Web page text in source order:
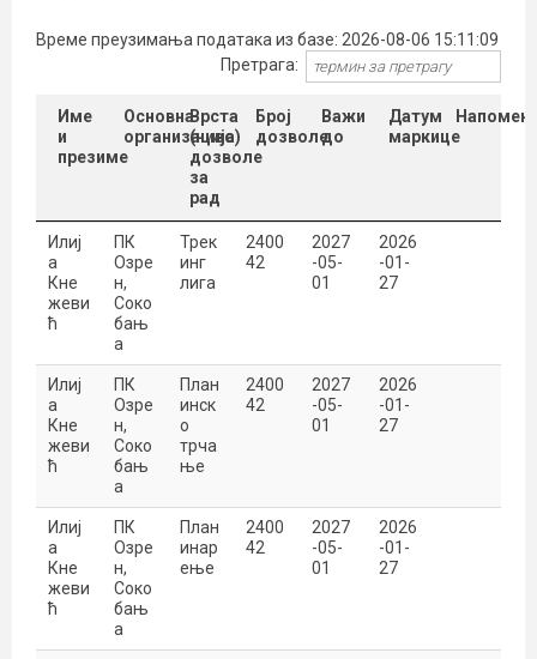
Време преузимања података из базе: 2026-08-06 15:11:09
Претрага:
Име
и
презиме
Основна
организација
Врста
(ниво)
дозволе
за
рад
Број
дозволе
Важи
до
Датум
маркице
Илиј
а
Кне
жеви
ћ
ПК
Озре
н,
Соко
бањ
а
Трек
инг
лига
2400
42
2027
-05-
01
2026
-01-
27
Илиј
а
Кне
жеви
ћ
ПК
Озре
н,
Соко
бањ
а
План
инск
о
трча
ње
2400
42
2027
-05-
01
2026
-01-
27
Илиј
а
Кне
жеви
ћ
ПК
Озре
н,
Соко
бањ
а
План
инар
ење
2400
42
2027
-05-
01
2026
-01-
27